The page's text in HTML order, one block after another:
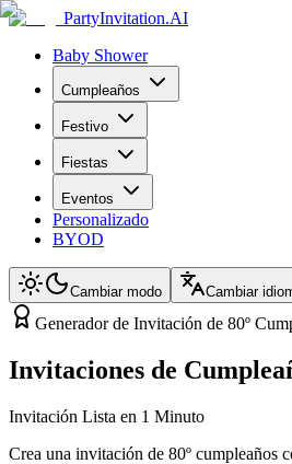
PartyInvitation.AI
Baby Shower
Cumpleaños
Festivo
Fiestas
Eventos
Personalizado
BYOD
Cambiar modo Cambiar
Generador de Invitación de 80º
Invitaciones de
Invitación Lista en 1 Minuto
Crea una invitación de 80º cumpleaños